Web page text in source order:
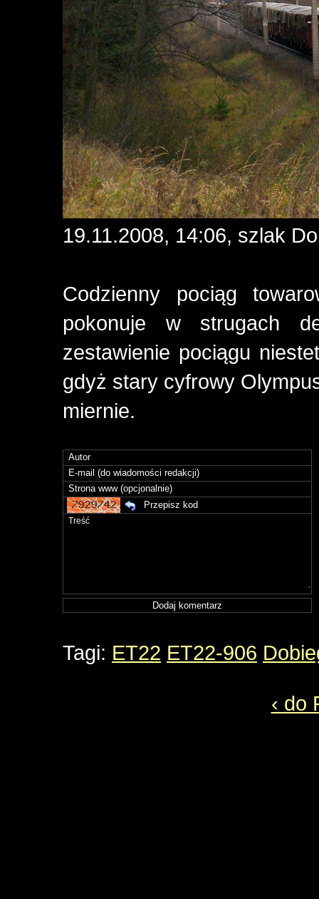
19.11.2008, 14:06, szlak
Codzienny pociąg
pokonuje w strugach
zestawienie pociągu
gdyż stary cyfrowy
miernie.
Tagi: ET22 ET22-906
‹ do